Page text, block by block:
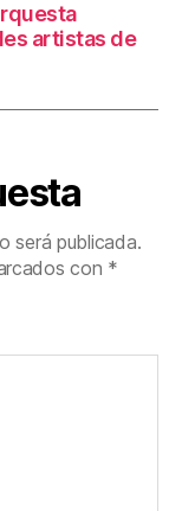
artistas de
será publicada.
con *